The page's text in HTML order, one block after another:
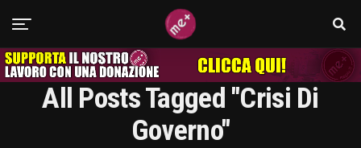
All Posts Tagged "crisi Di
Governo"